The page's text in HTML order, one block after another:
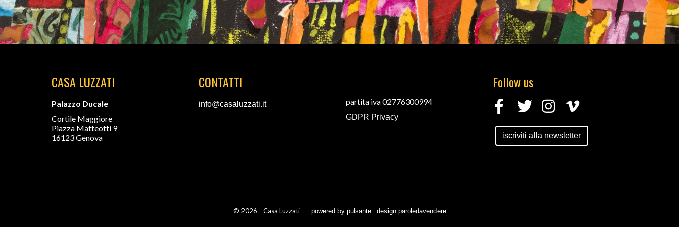
CASA LUZZATI
Palazzo Ducale
Cortile Maggiore
Piazza Matteotti 9
16123 Genova
CONTATTI
info@casaluzzati.it partita iva 02776300994
GDPR Privacy
Follow us
iscriviti alla newsletter
© 2026 Casa Luzzati - powered by pulsante- design paroledavendere